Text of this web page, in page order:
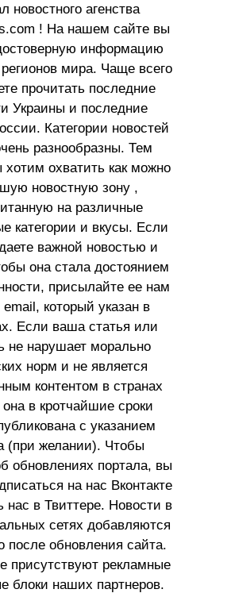
новостного агенства
! На нашем сайте вы
информацию
мира. Чаще всего
прочитать последние
Украины и последние
Категории новостей
разнообразны. Тем
охватить как можно
новостную зону ,
на различные
категории и вкусы. Если
важной новостью и
она стала достоянием
присылайте ее нам
который указан в
Если ваша статья или
не нарушает морально
норм и не является
контентом в странах
в кротчайшие сроки
с указанием
(при желании). Чтобы
обновлениях портала, вы
на нас Вконтакте
нас в Твиттере. Новости в
сетях добавляются
после обновления сайта.
присутствуют рекламные
блоки наших партнеров.